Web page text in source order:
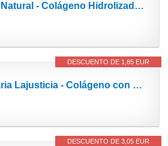
Prisma Natural - Colágeno Hidrolizado con Magnesio y Vitamina C y D, Con Silicio y Calcio. Para...
DESCUENTO DE 1,85 EUR
Ana Maria Lajusticia - Colágeno con magnesio – 180 comprimidos articulaciones fuertes y piel...
DESCUENTO DE 3,05 EUR